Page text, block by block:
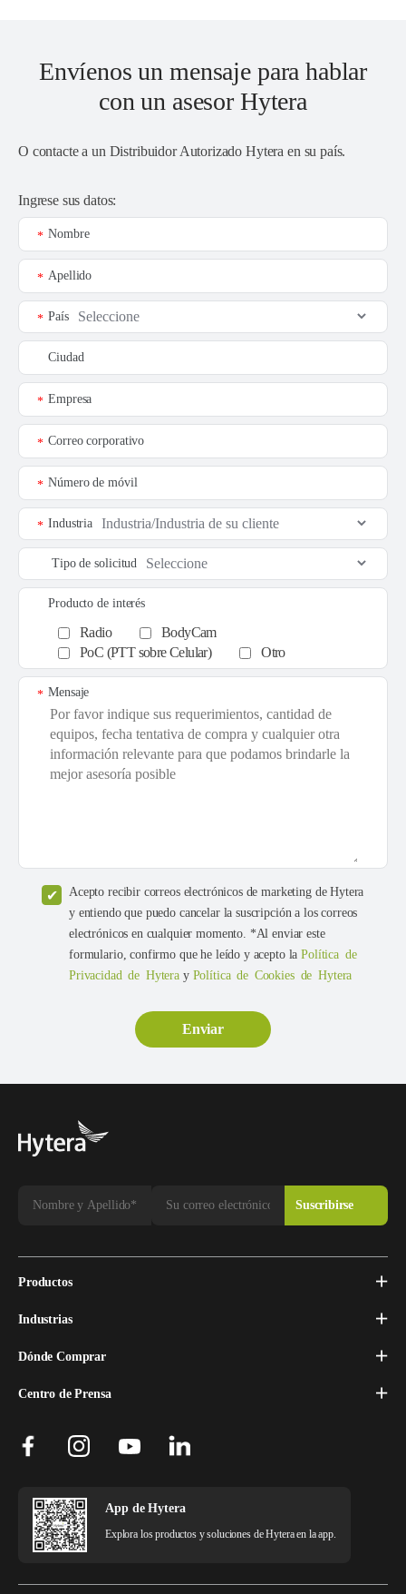
Envíenos un mensaje para hablar
con un asesor Hytera
O contacte a un Distribuidor Autorizado Hytera en su país.
Ingrese sus datos:
Nombre
*
Apellido
*
País
*
Ciudad
Empresa
*
Correo corporativo
*
Número de móvil
*
Industria
*
Tipo de solicitud
Producto de interés
Radio
BodyCam
PoC (PTT sobre Celular)
Otro
Mensaje
*
Acepto recibir correos electrónicos de marketing de Hytera
y entiendo que puedo cancelar la suscripción a los correos
electrónicos en cualquier momento. *Al enviar este
formulario, confirmo que he leído y acepto laPolítica de
Privacidad de Hytera y Política de Cookies de Hytera
Productos
Industrias
Dónde Comprar
Centro de Prensa
App de Hytera
Explora los productos y soluciones de Hytera en la app.